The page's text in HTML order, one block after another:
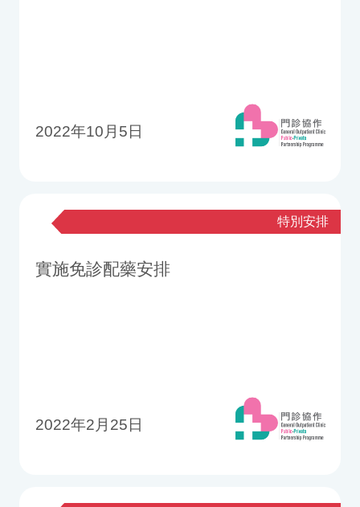
2022年10月5日
特別安排
實施免診配藥安排
2022年2月25日